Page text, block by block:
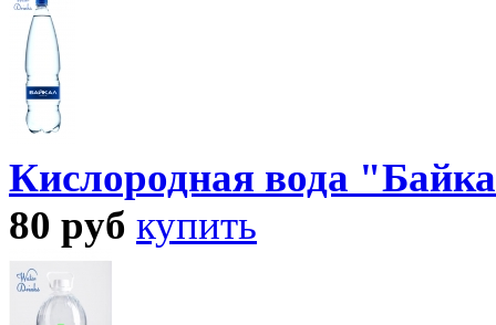
Кислородная вода
80 руб купить